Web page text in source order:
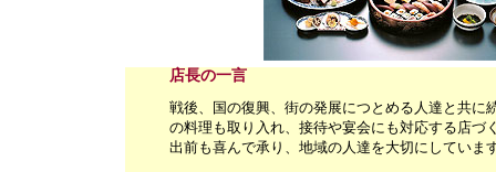
店長の一言
戦後、国の復興、街の発展につとめる人達と共に
の料理も取り入れ、接待や宴会にも対応する店づ
出前も喜んで承り、地域の人達を大切にしていま